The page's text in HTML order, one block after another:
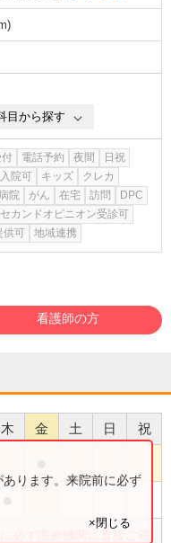
)
目から探す
付 電話予約 夜間
日祝
入院可 キッズ
クレカ
院 がん 在宅 訪問
DPC
セカンドオピニオン受診可
供可
地域連携
看護師の方
木 金 土 日 祝
必ず医療機関に直接ご確
ります。来院前に必ず
×閉じる